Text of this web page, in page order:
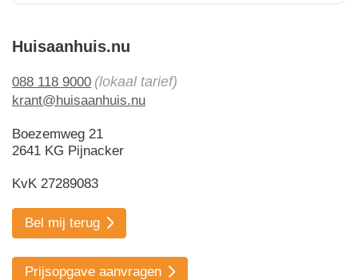
Huisaanhuis.nu
088 118 9000 (lokaal tarief)
krant@huisaanhuis.nu
Boezemweg 21
2641 KG Pijnacker
KvK 27289083
Bel mij terug
Prijsopgave aanvragen